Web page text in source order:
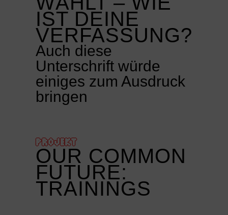
IST DEINE
VERFASSUNG?
Auch diese
Unterschrift würde
einiges zum Ausdruck
bringen
PROJEKT
OUR COMMON
FUTURE:
TRAININGS